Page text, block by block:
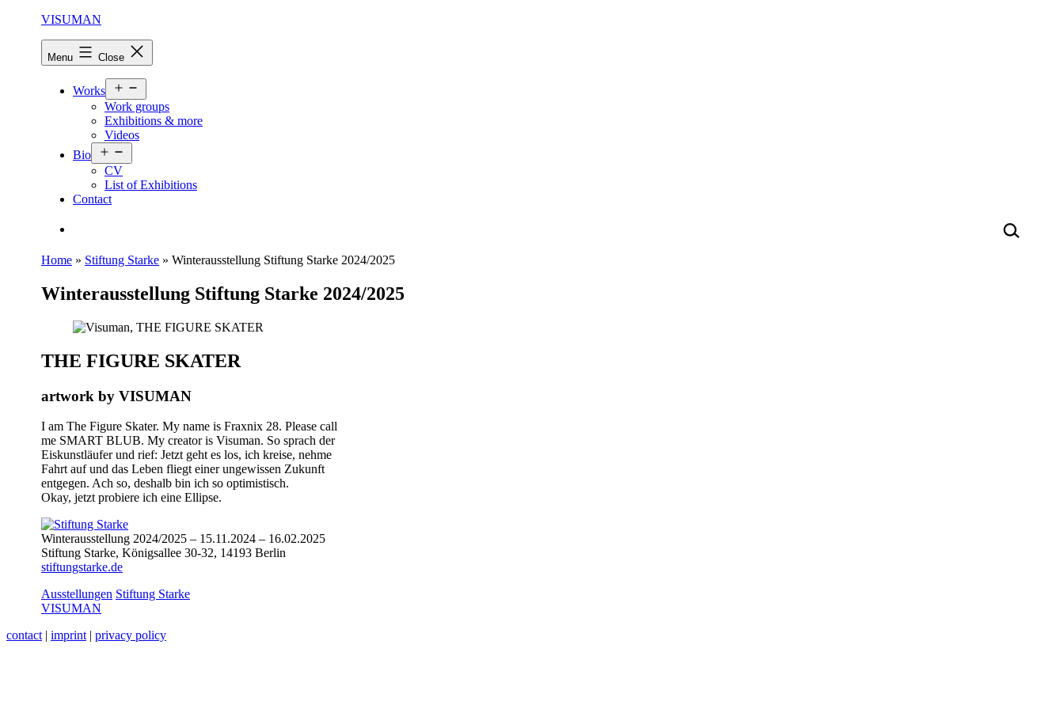
Skip
VISUMAN
Menu Close
Works
menu
Work groups
Exhibitions & more
Videos
Bio
menu
CV
List of Exhibitions
Contact
Home » Stiftung Starke » Winterausstellung Stiftung Starke 2024/2025
Winterausstellung Stiftung Starke 2024/2025
THE FIGURE SKATER
artwork by VISUMAN
I am The Figure Skater. My name is Fraxnix 28. Please call
me SMART BLUB. My creator is Visuman. So sprach der
Eiskunstläufer und rief: Jetzt geht es los, ich kreise, nehme
Fahrt auf und das Leben fliegt einer ungewissen Zukunft
entgegen. Ach so, deshalb bin ich so optimistisch.
Okay, jetzt probiere ich eine Ellipse.
Winterausstellung 2024/2025 – 15.11.2024 – 16.02.2025
Stiftung Starke, Königsallee 30-32, 14193 Berlin
stiftungstarke.de
Categorized
as
Ausstellungen Tagged
Stiftung Starke
VISUMAN
contact | imprint | privacy policy